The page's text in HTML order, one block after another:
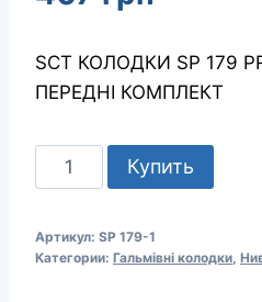
SCT КОЛОДКИ SP 179
ПЕРЕДНІ КОМПЛЕКТ
Количество
товара
КОЛОДКИ
Купить
Артикул: SP 179-1
Категории: Гальмівні колодки,